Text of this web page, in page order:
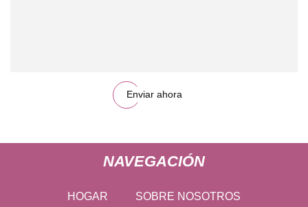
Enviar ahora
NAVEGACIÓN
HOGAR SOBRE NOSOTROS